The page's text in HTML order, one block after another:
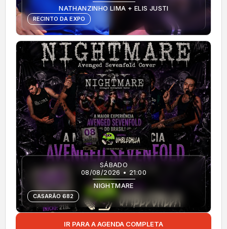
NATHANZINHO LIMA + ELIS JUSTI
RECINTO DA EXPO
SÁBADO
08/08/2026 • 21:00
NIGHTMARE
CASARÃO 682
IR PARA A AGENDA COMPLETA